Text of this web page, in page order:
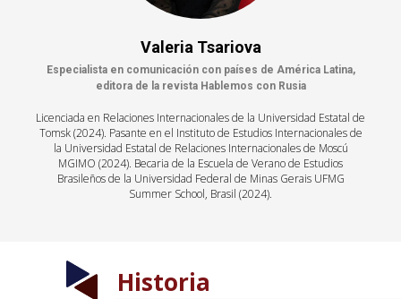
Valeria Tsariova
Especialista en comunicación con países de América Latina,
editora de la revista Hablemos con Rusia
Licenciada en Relaciones Internacionales de la Universidad Estatal de
Tomsk (2024). Pasante en el Instituto de Estudios Internacionales de
la Universidad Estatal de Relaciones Internacionales de Moscú
MGIMO (2024). Becaria de la Escuela de Verano de Estudios
Brasileños de la Universidad Federal de Minas Gerais UFMG
Summer School, Brasil (2024).
Historia